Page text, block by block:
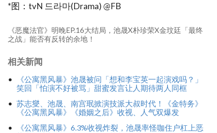
*图：tvN 드라마(Drama) @FB
《恶魔法官》明晚EP.16大结局，池晟X朴珍荣X金玟廷「最终
之战」能否有反转的余地！
相关新闻
《公寓黑风暴》池晟被问「想和李宝英一起演戏吗？」
笑回「怕演不好被骂」甜蜜发言让人期待两人同框
苏志燮、池晟、南宫珉掀演技派大叔时代！《金特务》
《公寓黑风暴》《婚姻之后》收视、人气双爆发
《公寓黑风暴》6.3%收视炸裂，池晟率怪咖住户杠上恶